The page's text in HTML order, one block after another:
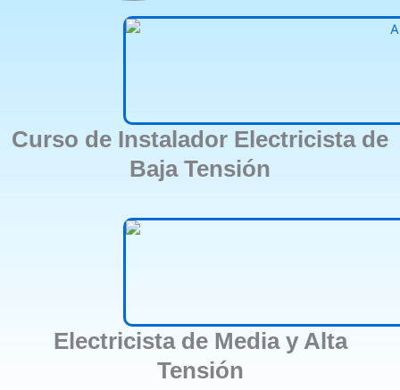
Curso de Instalador Electricista de
Baja Tensión
Electricista de Media y Alta
Tensión